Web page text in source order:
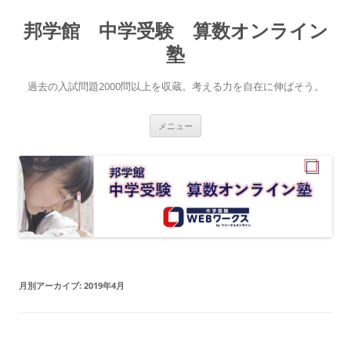
テ
ン
キ
ッ
邦学館 中学受験 算数オンライン
塾
過去の入試問題2000問以上を収蔵。考える力を自在に伸ばそう。
メニュー
月別アーカイブ: 2019年4月